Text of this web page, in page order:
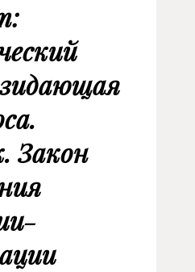
Закон